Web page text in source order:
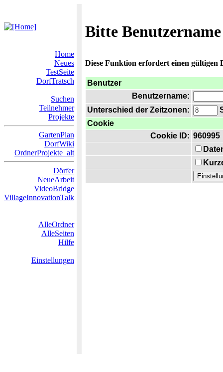
Bitte
Home
Neues
TestSeite
DorfTratsch
Suchen
Teilnehmer
Projekte
GartenPlan
DorfWiki
OrdnerProjekte_alt
Dörfer
NeueArbeit
VideoBridge
VillageInnovationTalk
AlleOrdner
AlleSeiten
Hilfe
Einstellungen
Diese Funktion erfordert einen gültigen
Benutzer
Benutzername:
Unterschied der Zeitzonen:
Cookie
Cookie ID: 960995